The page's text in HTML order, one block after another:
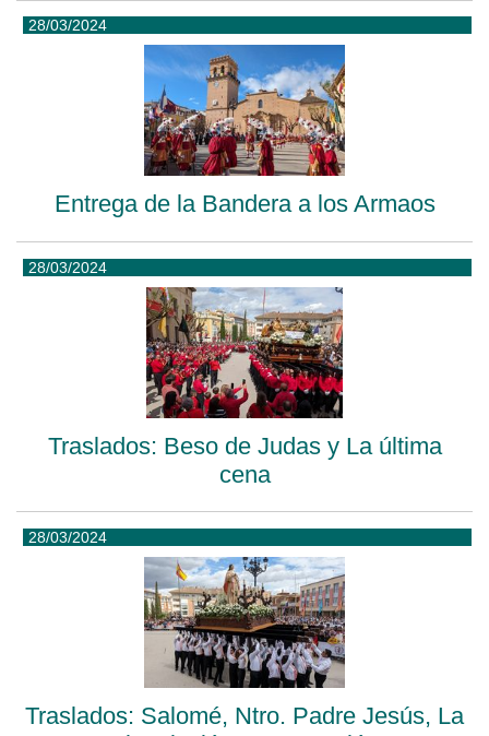
28/03/2024
Entrega de la Bandera a los Armaos
28/03/2024
Traslados: Beso de Judas y La última
cena
28/03/2024
Traslados: Salomé, Ntro. Padre Jesús, La